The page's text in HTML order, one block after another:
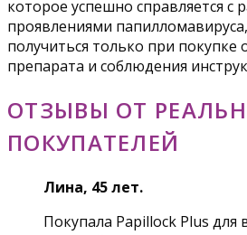
которое успешно справляется с
проявлениями
получиться только при покупке
препарата и соблюдения
ОТЗЫВЫ ОТ
ПОКУПАТЕЛЕЙ
Лина, 45 лет.
Покупала Papillock Plus для